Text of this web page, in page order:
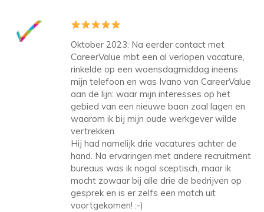
Oktober 2023: Na eerder contact met
CareerValue mbt een al verlopen vacature,
rinkelde op een woensdagmiddag ineens
mijn telefoon en was Ivano van CareerValue
aan de lijn: waar mijn interesses op het
gebied van een nieuwe baan zoal lagen en
waarom ik bij mijn oude werkgever wilde
vertrekken.
Hij had namelijk drie vacatures achter de
hand. Na ervaringen met andere recruitment
bureaus was ik nogal sceptisch, maar ik
mocht zowaar bij alle drie de bedrijven op
gesprek en is er zelfs een match uit
voortgekomen! :-)